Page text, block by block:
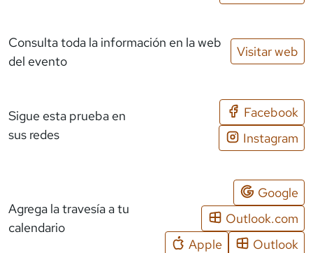
Consulta toda la información en la web
del evento
Visitar web
Sigue esta prueba en
sus redes
Facebook
Instagram
Agrega la travesía a tu
calendario
Google
Outlook.com
Apple
Outlook